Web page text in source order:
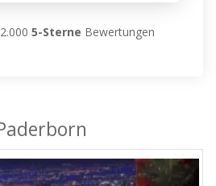
5-Sterne Bewertungen